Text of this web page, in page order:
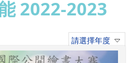
2022-2023
請選擇年度